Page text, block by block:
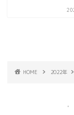
HOME 2022年